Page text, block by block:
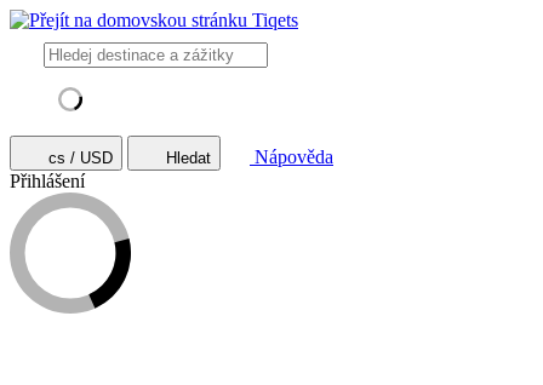
cs / USD Hledat
Nápověda
Přihlášení